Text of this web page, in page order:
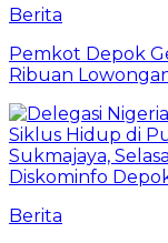
Berita
Pemkot Depok
Ribuan
Berita